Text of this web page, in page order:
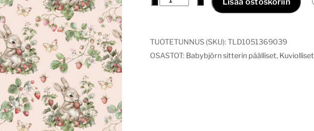
pupu
määrä
TUOTETUNNUS (SKU):TLD1051369039
OSASTOT: Babybjörn sitterin päälliset, Kuviolliset